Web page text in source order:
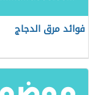
فوائد مرق الدجاج